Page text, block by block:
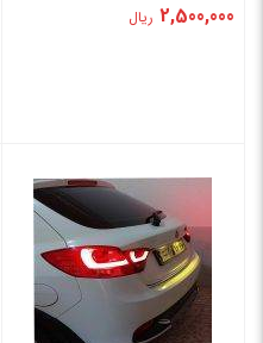
2,500,000 ریال